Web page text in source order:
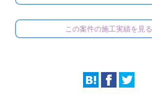
この案件の施工実績を見る